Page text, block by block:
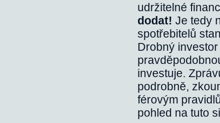
udržitelné
dodat! Je tedy
spotřebitelů
Drobný
investuje.
podrobně,
férovým
pohled na tuto